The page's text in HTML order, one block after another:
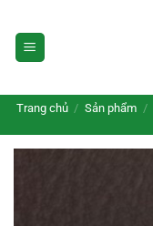
qua
nội
Trang chủ / Sản phẩm /